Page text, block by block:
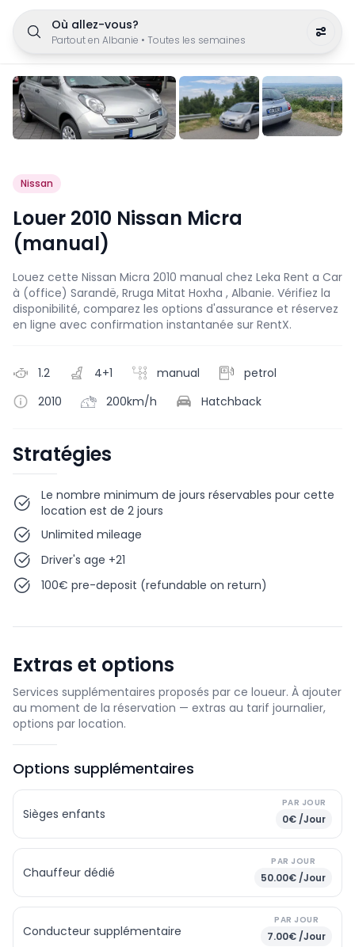
Où allez-vous?
Partout en Albanie • Toutes les semaines
Nissan
Louer 2010 Nissan Micra
(manual)
Louez cette Nissan Micra 2010 manual chez Leka Rent a Car
à (office) Sarandë, Rruga Mitat Hoxha , Albanie. Vérifiez la
disponibilité, comparez les options d'assurance et réservez
en ligne avec confirmation instantanée sur RentX.
1.2 4+1 manual
petrol
2010
200km/h Hatchback
Stratégies
Le nombre minimum de jours réservables pour cette
location est de 2 jours
Unlimited mileage
Driver's age +21
100€ pre-deposit (refundable on return)
Extras et options
Services supplémentaires proposés par ce loueur. À ajouter
au moment de la réservation — extras au tarif journalier,
options par location.
Options supplémentaires
Sièges enfants
PAR JOUR
0€ /Jour
Chauffeur dédié
PAR JOUR
50.00€ /Jour
Conducteur supplémentaire
PAR JOUR
7.00€ /Jour